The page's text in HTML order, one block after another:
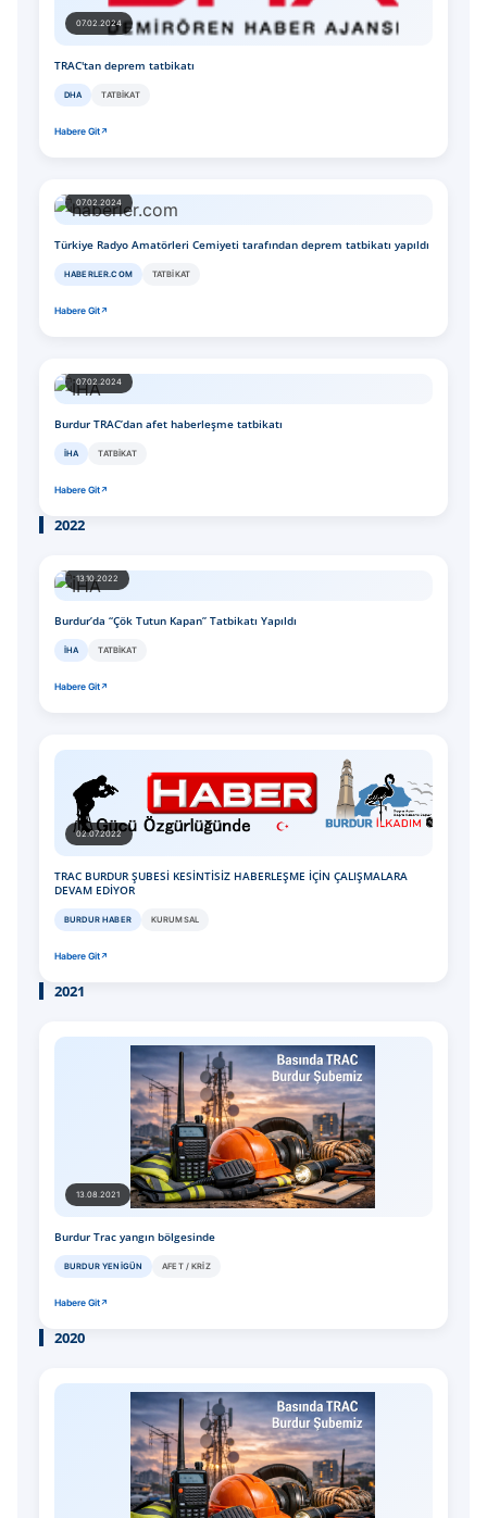
07.02.2024
TRAC'tan deprem tatbikatı
DHA TATBIKAT
Habere Git
07.02.2024
Türkiye Radyo Amatörleri Cemiyeti tarafından deprem tatbikatı yapıldı
HABERLER.COM TATBIKAT
Habere Git
07.02.2024
Burdur TRAC’dan afet haberleşme tatbikatı
İHA TATBIKAT
Habere Git
2022
13.10.2022
Burdur’da “Çök Tutun Kapan” Tatbikatı Yapıldı
İHA TATBIKAT
Habere Git
02.07.2022
TRAC BURDUR ŞUBESİ KESİNTİSİZ HABERLEŞME İÇİN ÇALIŞMALARA
DEVAM EDİYOR
BURDUR HABER KURUMSAL
Habere Git
2021
13.08.2021
Burdur Trac yangın bölgesinde
BURDUR YENIGÜN AFET / KRIZ
Habere Git
2020